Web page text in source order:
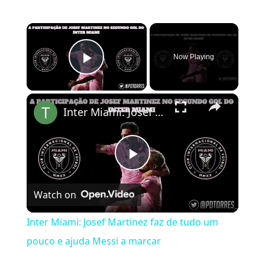
×
Play Video
Now Playing
×
Play Video
Inter Miami: Josef Martinez faz de tudo um pouco e ajuda Messi a marcar
Watch on
Inter Miami: Josef Martinez faz de tudo um
pouco e ajuda Messi a marcar